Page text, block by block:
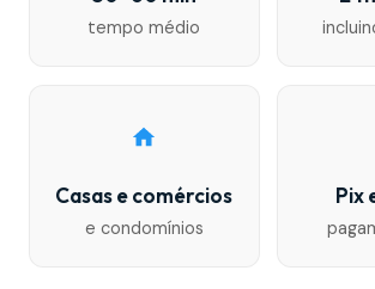
tempo médio
Casas e comércios
e condomínios
Pix